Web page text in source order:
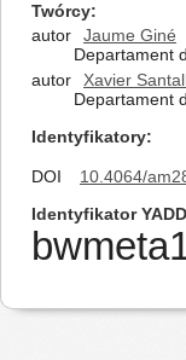
Twórcy
autor
Jaume Giné
Departament
autor
Xavier
Departament
Identyfikatory
DOI
10.4064/
Identyfikator